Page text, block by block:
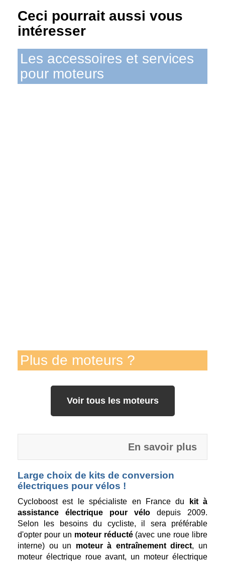
Ceci pourrait aussi vous
intéresser
Les accessoires et services
pour moteurs
Plus de moteurs ?
Voir tous les moteurs
En savoir plus
Large choix de kits de conversion
électriques pour vélos !
Cycloboost est le spécialiste en France du
kit à
assistance électrique pour vélo
depuis 2009.
Selon les besoins du cycliste, il sera préférable
d'opter pour un moteur réducté (avec une roue libre
interne) ou un
moteur à entraînement direct, un
moteur électrique roue avant, un moteur électrique